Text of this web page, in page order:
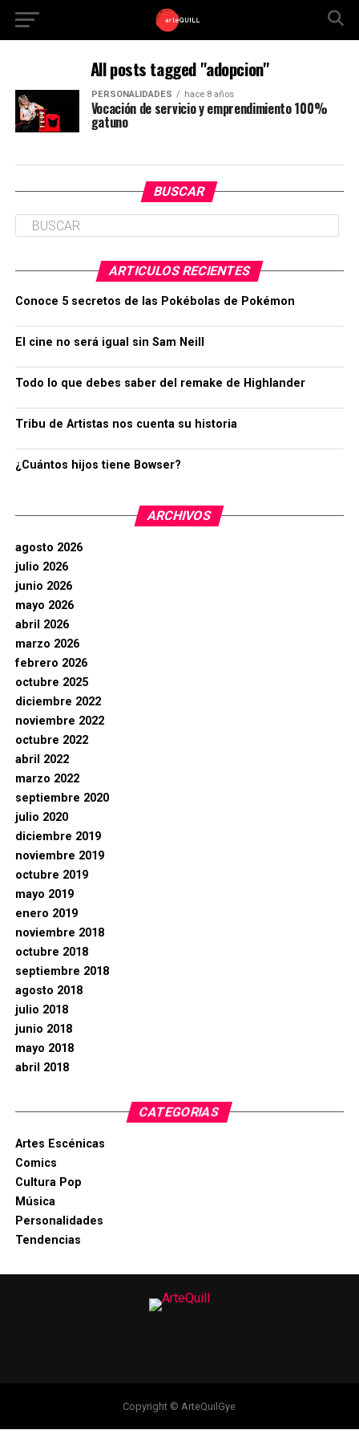
All posts tagged "adopcion"
PERSONALIDADES hace 8 años
Vocación de servicio y emprendimiento 100%
gatuno
BUSCAR
ARTICULOS RECIENTES
Conoce 5 secretos de las Pokébolas de Pokémon
El cine no será igual sin Sam Neill
Todo lo que debes saber del remake de Highlander
Tribu de Artistas nos cuenta su historia
¿Cuántos hijos tiene Bowser?
ARCHIVOS
agosto 2026
julio 2026
junio 2026
mayo 2026
abril 2026
marzo 2026
febrero 2026
octubre 2025
diciembre 2022
noviembre 2022
octubre 2022
abril 2022
marzo 2022
septiembre 2020
julio 2020
diciembre 2019
noviembre 2019
octubre 2019
mayo 2019
enero 2019
noviembre 2018
octubre 2018
septiembre 2018
agosto 2018
julio 2018
junio 2018
mayo 2018
abril 2018
CATEGORIAS
Artes Escénicas
Comics
Cultura Pop
Música
Personalidades
Tendencias
Copyright © ArteQuilGye